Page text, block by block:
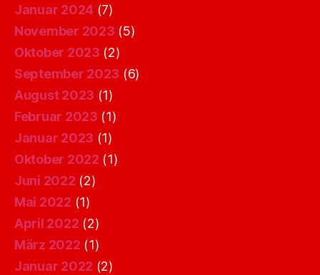
Januar 2024 (7)
November 2023 (5)
Oktober 2023 (2)
September 2023 (6)
August 2023 (1)
Februar 2023 (1)
Januar 2023 (1)
Oktober 2022 (1)
Juni 2022 (2)
Mai 2022 (1)
April 2022 (2)
März 2022 (1)
Januar 2022 (2)